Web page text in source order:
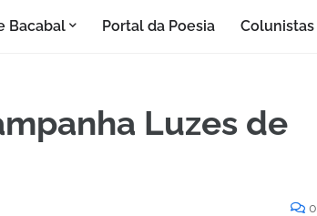
Bacabal Portal da Poesia Colunistas
Luzes de
0